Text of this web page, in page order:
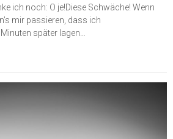
ich noch: O je!Diese Schwäche! Wenn
mir passieren, dass ich
später lagen…